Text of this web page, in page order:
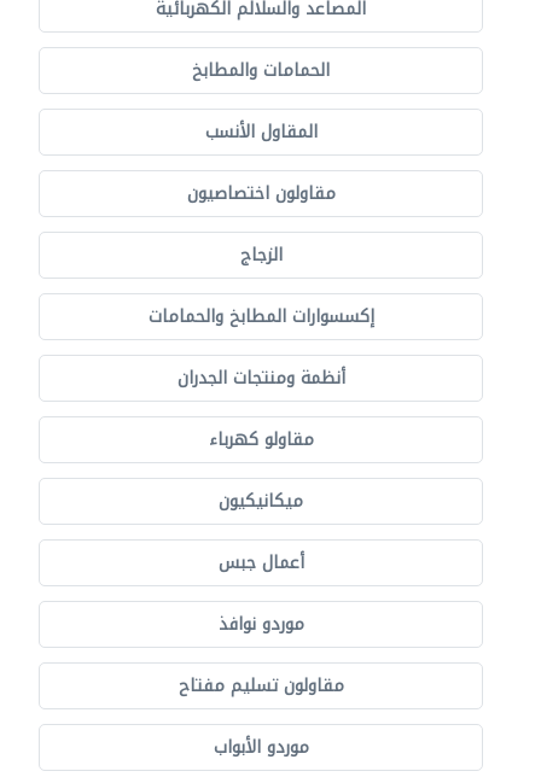
المصاعد والسلالم الكهربائية
الحمامات والمطابخ
المقاول الأنسب
مقاولون اختصاصيون
الزجاج
إكسسوارات المطابخ والحمامات
أنظمة ومنتجات الجدران
مقاولو كهرباء
ميكانيكيون
أعمال جبس
موردو نوافذ
مقاولون تسليم مفتاح
موردو الأبواب